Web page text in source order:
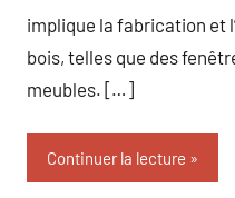
implique la fabrication et
bois, telles que des
meubles. […]
Continuer la lecture